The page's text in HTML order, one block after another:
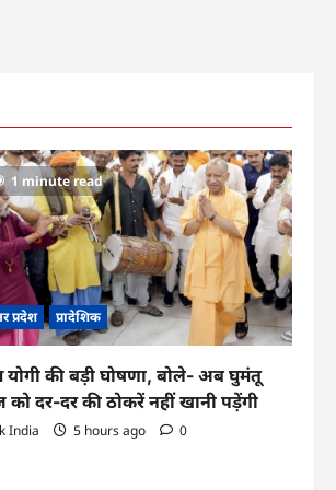
1 minute read
प्रदेश प्रादेशिक
योगी की बड़ी घोषणा, बोले- अब घुमंतू
को दर-दर की ठोकरें नहीं खानी पड़ेंगी
India 5 hours ago 0